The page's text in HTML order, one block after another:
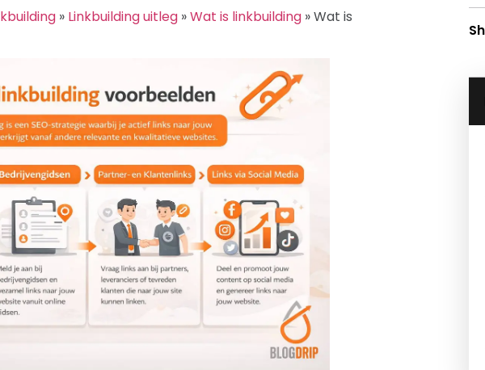
» Linkbuilding uitleg »Wat is linkbuilding »Wat is